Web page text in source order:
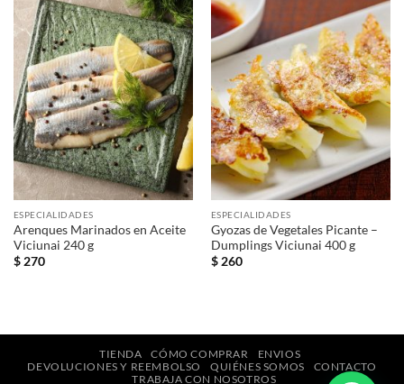
ESPECIALIDADES
Arenques Marinados en Aceite
Viciunai 240 g
$270
ESPECIALIDADES
Gyozas de Vegetales Picante –
Dumplings Viciunai 400 g
$260
TIENDA CÓMO COMPRAR
ENVIOS
DEVOLUCIONES Y REEMBOLSO
QUIÉNES SOMOS
CONTACTO
TRABAJA CON NOSOTROS